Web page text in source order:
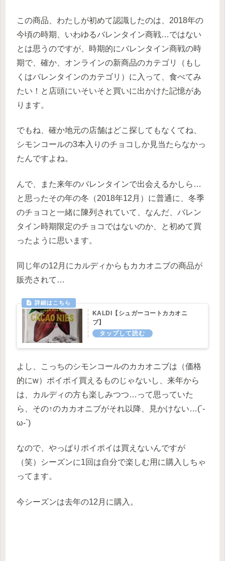
この商品、わたしが初めて認識したのは、2018年の
今頃の時期、いわゆるバレンタイン商戦…ではない
とは思うのですが、時期的にバレンタイン商戦の時
期で、確か、オンラインの新商品のカテゴリ（もし
くはバレンタインのカテゴリ）に入って、食べてみ
たい！と店頭にいそいそと買いに出かけた記憶があ
ります。
でもね、確か地元の店舗はどこ探してもなくてね、
シモンコールの3本入りのチョコしか見当たらなかっ
たんですよね。
んで、また来年のバレンタインで出会えるかしら…
と思ったその年の冬（2018年12月）に普通に、冬季
のチョコと一緒に陳列されていて、なんだ、バレン
タイン時期限定のチョコではないのか、と初めて買
ったように思います。
同じ年の12月にカルディからもカカオニブの商品が
販売されて…
KALDI【シュガーコートカカオニ
ブ】
よし、こっちのシモンコールのカカオニブは（価格
的にw）ポイポイ買えるものじゃないし、来年から
は、カルディの方も楽しみつつ…って思っていた
ら、その↑のカカオニブがそれ以降、見かけない…(´-
ω-`)
なので、やっぱりポイポイは買えないんですが
（笑）シーズンに1回は自分で楽しむ用に購入しちゃ
ってます。
今シーズンは去年の12月に購入。